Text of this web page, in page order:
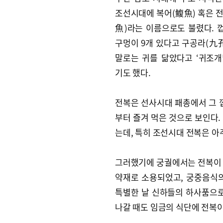
조선시대에 복어(鰒魚) 혹은
魚)라는 이름으로도 불렸다.
구멍이 9개 있다고 구공라(九
말로는 귀를 닮았다고 ‘귀조
기도 했다.
전복은 선사시대 패총에서 그
부터 즐겨 먹은 것으로 보인다
는데, 특히 조선시대 전복은
그러했기에 궁궐에서는 전복
약재로 소용되었고, 궁중음
특별한 날 신하들의 하사품으
나갈 때도 임금의 식단에 전복